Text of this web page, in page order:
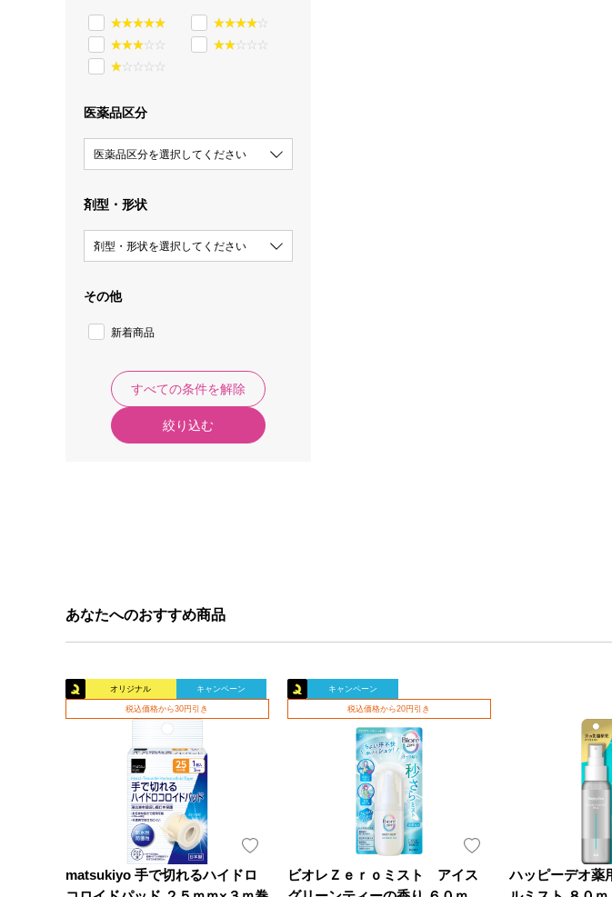
医薬品区分
医薬品区分を選択してください
剤型・形状
剤型・形状を選択してください
その他
新着商品
すべての条件を解除
絞り込む
あなたへのおすすめ商品
オリジナル キャンペーン
税込価格から30円引き
matsukiyo 手で切れるハイドロ
キャンペーン
税込価格から20円引き
ビオレＺｅｒｏミスト アイス
ハッピーデオ薬